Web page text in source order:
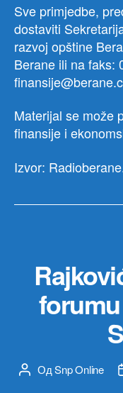
Sve primjedbe,
dostaviti
razvoj opštine
Berane ili na faks:
Materijal se može
finansije i
Izvor:
Аутор
ОдSnp Online